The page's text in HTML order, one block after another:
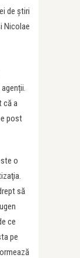
de știri
Nicolae
că a
post
o
să
ce
pe